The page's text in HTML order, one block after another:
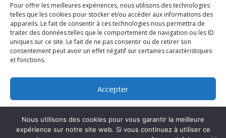
Pour offrir les meilleures expériences, nous utilisons des technologies
telles que les cookies pour stocker et/ou accéder aux informations des
appareils. Le fait de consentir à ces technologies nous permettra de
traiter des données telles que le comportement de navigation ou les ID
uniques sur ce site. Le fait de ne pas consentir ou de retirer son
consentement peut avoir un effet négatif sur certaines caractéristiques
et fonctions.
Accepter
Voir les préférences
Nous utilisons des cookies pour vous garantir la meilleure
expérience sur notre site web. Si vous continuez à utiliser ce